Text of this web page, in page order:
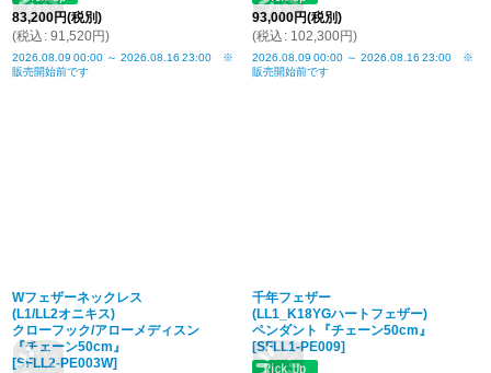
83,200円(税別)
(税込 : 91,520円)
2026.08.09 00:00 ～ 2026.08.16 23:00 ※
販売開始前です
93,000円(税別)
(税込 : 102,300円)
2026.08.09 00:00 ～ 2026.08.16 23:00 ※
販売開始前です
Wフェザーネックレス
(L1/LL2オニキス)
クローフック/アローメディスン
『チェーン50cm』
[SFLL2-PE003W]
千年フェザー
(LL1_K18YGハートフェザー)
ペンダント『チェーン50cm』
[SFLL1-PE009]